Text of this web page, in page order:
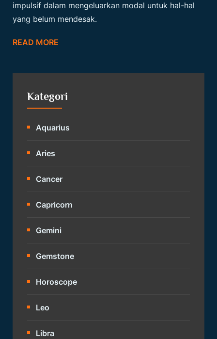
impulsif dalam mengeluarkan modal untuk hal-hal
yang belum mendesak.
READ MORE
Kategori
Aquarius
Aries
Cancer
Capricorn
Gemini
Gemstone
Horoscope
Leo
Libra